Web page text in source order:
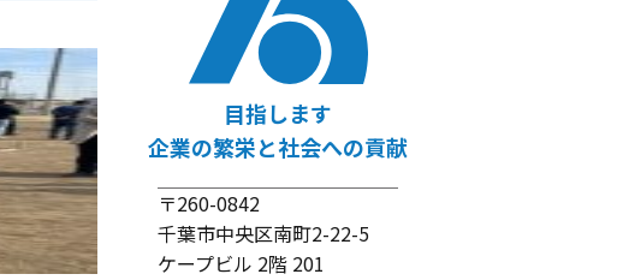
目指します
企業の繁栄と社会への貢献
〒260-0842
千葉市中央区南町2-22-5
ケープビル 2階 201